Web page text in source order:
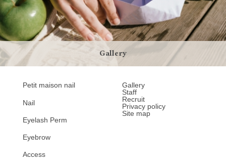
Gallery
Petit maison nail
Nail
Eyelash Perm
Eyebrow
Access
Gallery
Staff
Recruit
Privacy policy
Site map